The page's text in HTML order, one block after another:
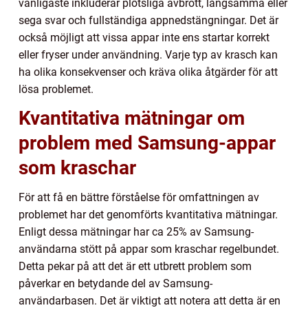
vanligaste inkluderar plötsliga avbrott, långsamma eller
sega svar och fullständiga appnedstängningar. Det är
också möjligt att vissa appar inte ens startar korrekt
eller fryser under användning. Varje typ av krasch kan
ha olika konsekvenser och kräva olika åtgärder för att
lösa problemet.
Kvantitativa mätningar om
problem med Samsung-appar
som kraschar
För att få en bättre förståelse för omfattningen av
problemet har det genomförts kvantitativa mätningar.
Enligt dessa mätningar har ca 25% av Samsung-
användarna stött på appar som kraschar regelbundet.
Detta pekar på att det är ett utbrett problem som
påverkar en betydande del av Samsung-
användarbasen. Det är viktigt att notera att detta är en